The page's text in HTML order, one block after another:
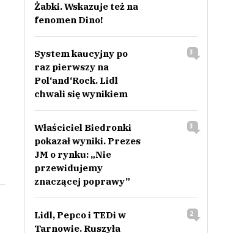
Żabki. Wskazuje też na
fenomen Dino!
System kaucyjny po
raz pierwszy na
Pol‘and‘Rock. Lidl
chwali się wynikiem
3
Właściciel Biedronki
pokazał wyniki. Prezes
JM o rynku: „Nie
przewidujemy
znaczącej poprawy”
3
Lidl, Pepco i TEDi w
Tarnowie. Ruszyła
2